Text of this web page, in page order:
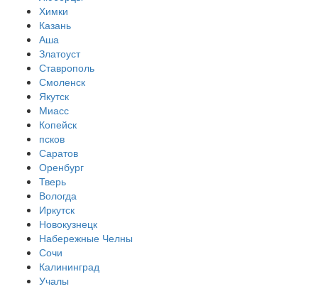
Химки
Казань
Аша
Златоуст
Ставрополь
Смоленск
Якутск
Миасс
Копейск
псков
Саратов
Оренбург
Тверь
Вологда
Иркутск
Новокузнецк
Набережные Челны
Сочи
Калининград
Учалы